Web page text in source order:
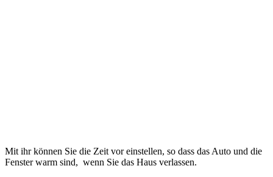
Mit ihr können Sie die Zeit vor einstellen, so dass das Auto und die
Fenster warm sind, wenn Sie das Haus verlassen.